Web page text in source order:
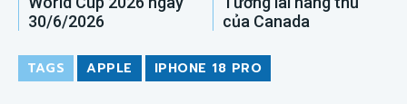
30/6/2026
của Canada
TAGS APPLE IPHONE 18 PRO